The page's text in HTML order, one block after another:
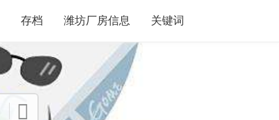
存档 潍坊厂房信息 关键词